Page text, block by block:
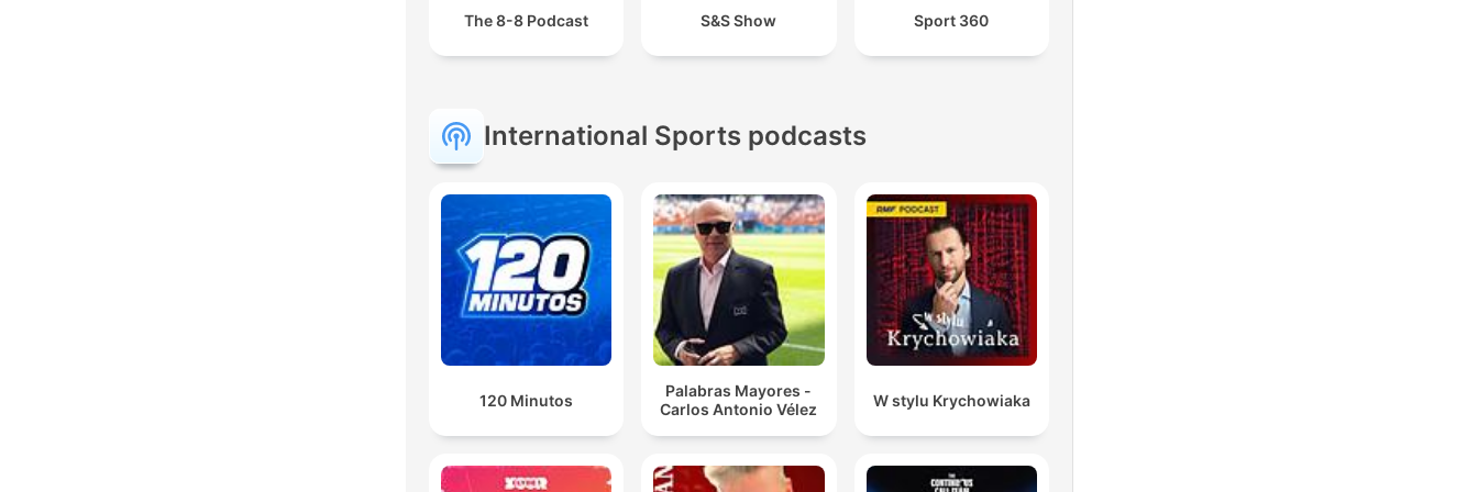
The 8-8 Podcast S&S Show Sport 360
International Sports podcasts
120 Minutos
Palabras Mayores -
Carlos Antonio Vélez
W stylu Krychowiaka